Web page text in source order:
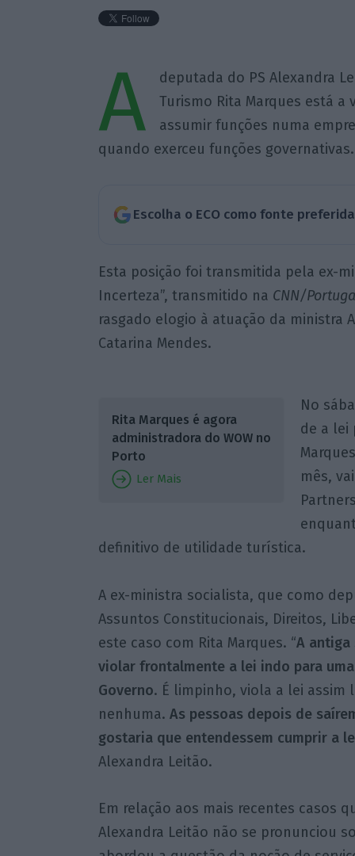
A
deputada do PS Alexandra
Turismo Rita Marques está
assumir funções numa
quando exerceu funções governativas.
Escolha o ECO como fonte
Esta posição foi transmitida pela ex-
Incerteza”, transmitido na CNN/
rasgado elogio à atuação da ministra
Catarina Mendes.
Rita Marques é agora
administradora do WOW no
Porto
Ler Mais
No
de a lei
mês,
definitivo de utilidade turística.
A ex-ministra socialista, que como
Assuntos Constitucionais, Direitos,
este caso com Rita Marques. “A antiga
violar frontalmente a lei indo para
Governo. É limpinho, viola a lei assim
nenhuma. As pessoas depois de
gostaria que entendessem cumprir a
Alexandra Leitão.
Em relação aos mais recentes casos
Alexandra Leitão não se pronunciou